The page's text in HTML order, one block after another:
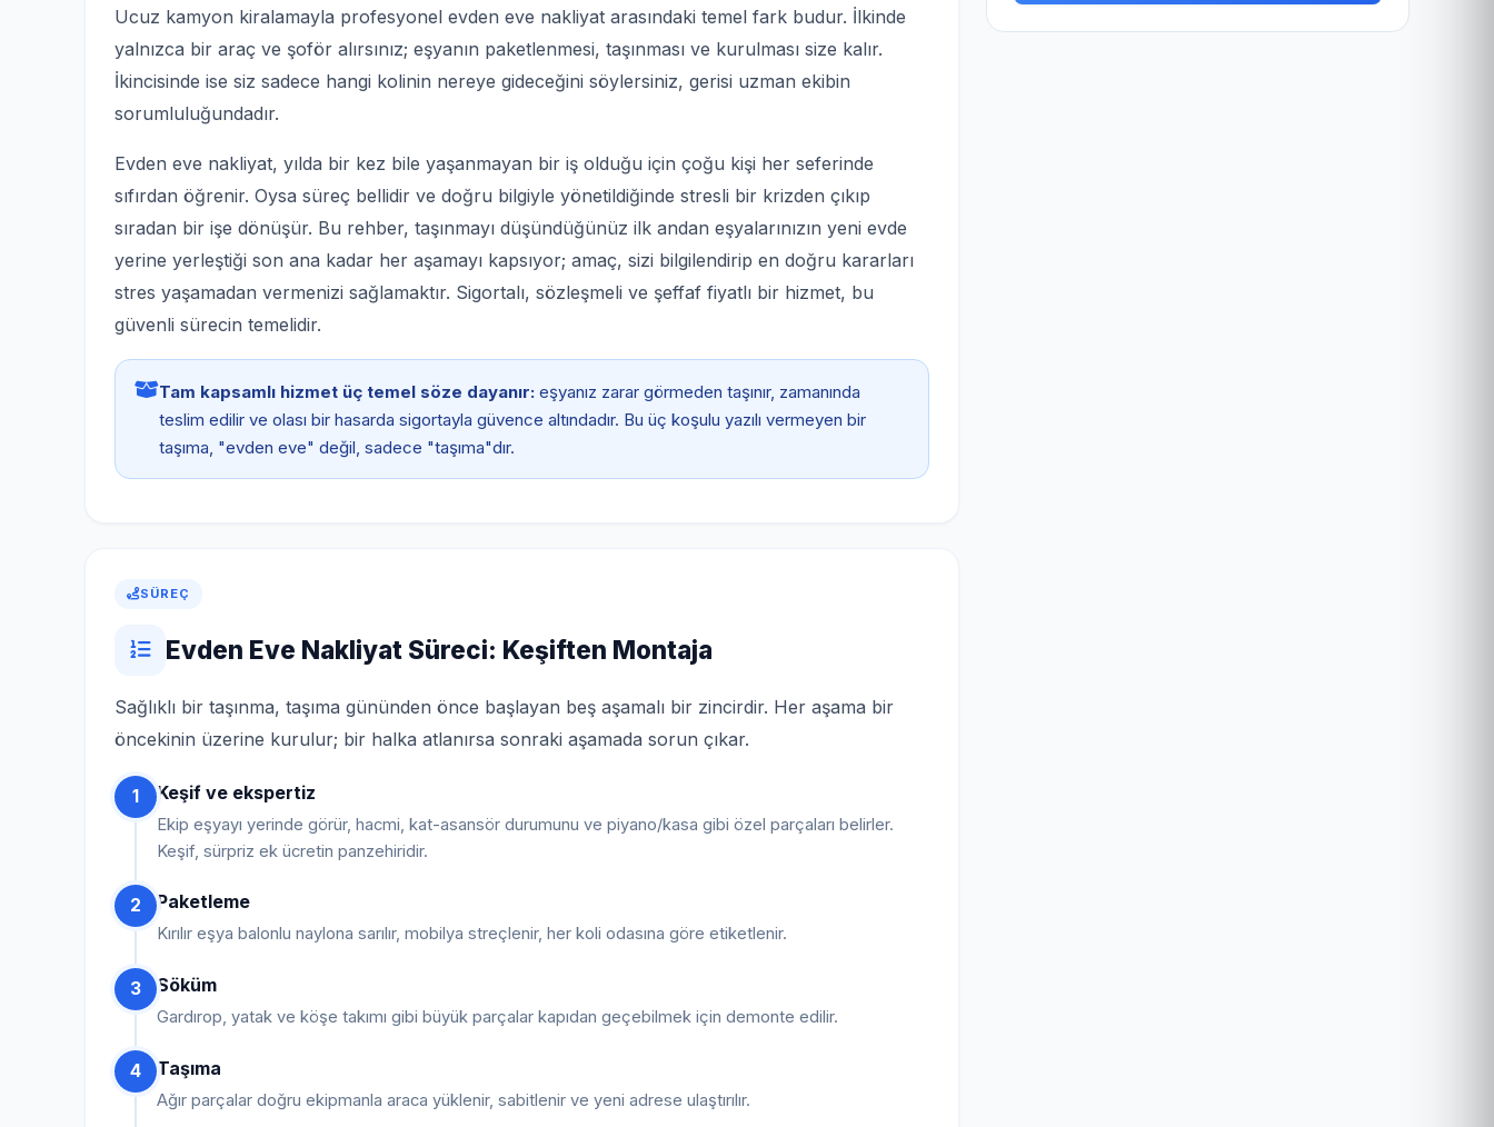
Ucuz kamyon kiralamayla profesyonel evden eve nakliyat arasındaki temel fark budur. İlkinde
yalnızca bir araç ve şoför alırsınız; eşyanın paketlenmesi, taşınması ve kurulması size kalır.
İkincisinde ise siz sadece hangi kolinin nereye gideceğini söylersiniz, gerisi uzman ekibin
sorumluluğundadır.
Evden eve nakliyat, yılda bir kez bile yaşanmayan bir iş olduğu için çoğu kişi her seferinde
sıfırdan öğrenir. Oysa süreç bellidir ve doğru bilgiyle yönetildiğinde stresli bir krizden çıkıp
sıradan bir işe dönüşür. Bu rehber, taşınmayı düşündüğünüz ilk andan eşyalarınızın yeni evde
yerine yerleştiği son ana kadar her aşamayı kapsıyor; amaç, sizi bilgilendirip en doğru kararları
stres yaşamadan vermenizi sağlamaktır. Sigortalı, sözleşmeli ve şeffaf fiyatlı bir hizmet, bu
güvenli sürecin temelidir.
Tam kapsamlı hizmet üç temel söze dayanır: eşyanız zarar görmeden taşınır, zamanında
teslim edilir ve olası bir hasarda sigortayla güvence altındadır. Bu üç koşulu yazılı vermeyen bir
taşıma, "evden eve" değil, sadece "taşıma"dır.
SÜREÇ
Evden Eve Nakliyat Süreci: Keşiften Montaja
Sağlıklı bir taşınma, taşıma gününden önce başlayan beş aşamalı bir zincirdir. Her aşama bir
öncekinin üzerine kurulur; bir halka atlanırsa sonraki aşamada sorun çıkar.
1 Keşif ve ekspertiz
Ekip eşyayı yerinde görür, hacmi, kat-asansör durumunu ve piyano/kasa gibi özel parçaları belirler.
Keşif, sürpriz ek ücretin panzehiridir.
2 Paketleme
Kırılır eşya balonlu naylona sarılır, mobilya streçlenir, her koli odasına göre etiketlenir.
3 Söküm
Gardırop, yatak ve köşe takımı gibi büyük parçalar kapıdan geçebilmek için demonte edilir.
4 Taşıma
Ağır parçalar doğru ekipmanla araca yüklenir, sabitlenir ve yeni adrese ulaştırılır.